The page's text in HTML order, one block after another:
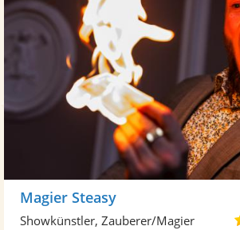
Magier Steasy
Showkünstler, Zauberer/Magier